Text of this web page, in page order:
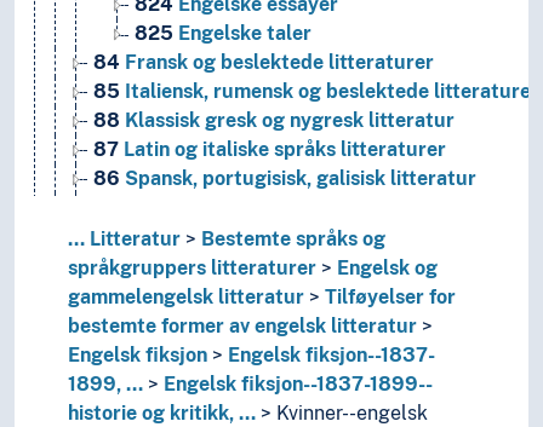
824 Engelske essayer
825 Engelske taler
84 Fransk og beslektede litteraturer
85 Italiensk, rumensk og beslektede litteraturer
88 Klassisk gresk og nygresk litteratur
87 Latin og italiske språks litteraturer
86 Spansk, portugisisk, galisisk litteratur
80 Litteratur, litterær komposisjon og kritikk
Naturvitenskap
Religion
Samfunnsvitenskap
Språk
Teknologi
... Litteratur
Bestemte språks og
språkgruppers litteraturer
Engelsk og
gammelengelsk litteratur
Tilføyelser for
bestemte former av engelsk litteratur
Engelsk fiksjon
Engelsk fiksjon--1837-
1899, …
Engelsk fiksjon--1837-1899--
historie og kritikk, …
Kvinner--engelsk